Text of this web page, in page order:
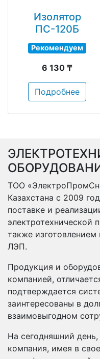
Изолятор
ПС-120Б
Рекомендуем
6 130 ₸
Подробнее
ТОО
Казахстана с 2009
поставке и
электротехнической
также
ЛЭП.
Продукция и
компанией,
подтверждается
заинтересованы в
взаимовыгодном
На сегодняшний
компания, имея в